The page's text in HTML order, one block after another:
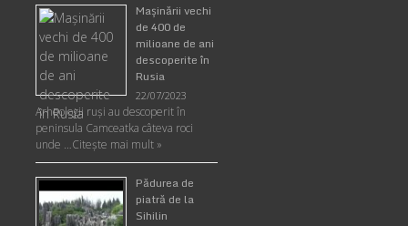
Maşinării vechi
de 400 de
milioane de ani
descoperite în
Rusia
22/07/2023
Arheologii ruşi au descoperit în
peninsula Camceatka câteva roci
unde …Citește mai mult »
Pădurea de
piatră de la
Sihilin